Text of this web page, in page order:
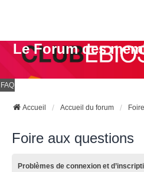
Le Forum des
FAQ
Accueil Accueil du forum
Foire aux questions
Problèmes de connexion et